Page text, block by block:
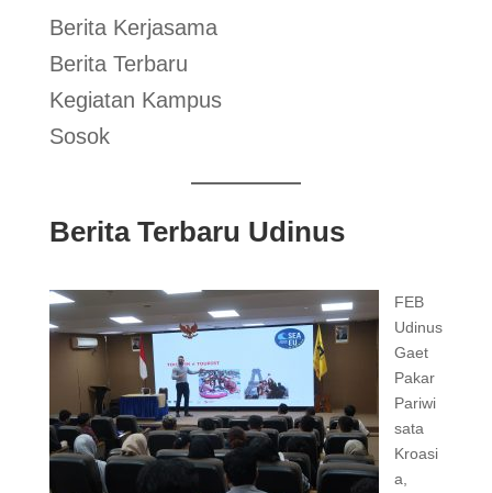
Berita Kerjasama
Berita Terbaru
Kegiatan Kampus
Sosok
Berita Terbaru Udinus
FEB
Udinus
Gaet
Pakar
Pariwi
sata
Kroasi
a,